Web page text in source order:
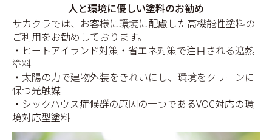
人と環境に優しい塗料のお勧め
サカクラでは、お客様に環境に配慮した高機能性塗料の
ご利用をお勧めしております。
・ヒートアイランド対策・省エネ対策で注目される遮熱
塗料
・太陽の力で建物外装をきれいにし、環境をクリーンに
保つ光触媒
・シックハウス症候群の原因の一つであるVOC対応の環
境対応型塗料